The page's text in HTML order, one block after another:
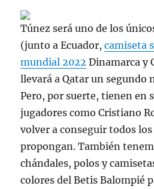
Túnez será uno de los
(junto a Ecuador,camiseta
mundial 2022 Dinamarca y
llevará a Qatar un segundo
Pero, por suerte, tienen en
jugadores como Cristiano
volver a conseguir todos
propongan. También
chándales, polos y
colores del Betis Balompié